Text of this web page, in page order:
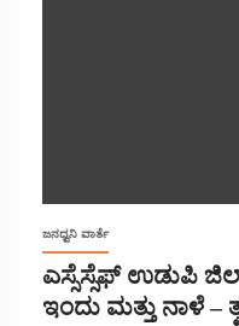
ಜನಧ್ವನಿ ವಾರ್ತೆ
ಎಸ್ಸೆಸ್ಸೆಫ್ ಉಡುಪಿ
ಇಂದು ಮತ್ತು ನಾಳೆ –